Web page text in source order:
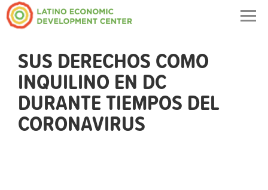
SUS DERECHOS COMO
INQUILINO EN DC
DURANTE TIEMPOS DEL
CORONAVIRUS